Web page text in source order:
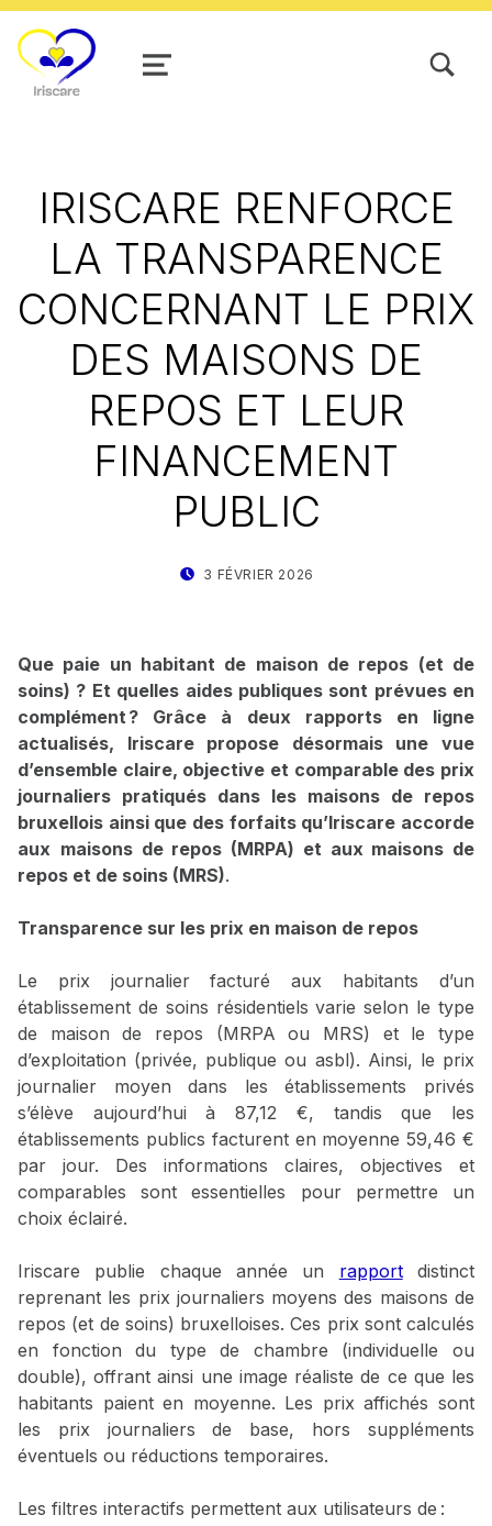
MENU
IRISCARE RENFORCE
LA TRANSPARENCE
CONCERNANT LE PRIX
DES MAISONS DE
REPOS ET LEUR
FINANCEMENT
PUBLIC
POSTED ON:
3 FÉVRIER 2026
Que paie un habitant de maison de repos (et de
soins) ? Et quelles aides publiques sont prévues en
complément ? Grâce à deux rapports en ligne
actualisés, Iriscare propose désormais une vue
d’ensemble claire, objective et comparable des prix
journaliers pratiqués dans les maisons de repos
bruxellois ainsi que des forfaits qu’Iriscare accorde
aux maisons de repos (MRPA) et aux maisons de
repos et de soins (MRS).
Transparence sur les prix en maison de repos
Le prix journalier facturé aux habitants d’un
établissement de soins résidentiels varie selon le type
de maison de repos (MRPA ou MRS) et le type
d’exploitation (privée, publique ou asbl). Ainsi, le prix
journalier moyen dans les établissements privés
s’élève aujourd’hui à 87,12 €, tandis que les
établissements publics facturent en moyenne 59,46 €
par jour. Des informations claires, objectives et
comparables sont essentielles pour permettre un
choix éclairé.
Iriscare publie chaque année un rapportdistinct
reprenant les prix journaliers moyens des maisons de
repos (et de soins) bruxelloises. Ces prix sont calculés
en fonction du type de chambre (individuelle ou
double), offrant ainsi une image réaliste de ce que les
habitants paient en moyenne. Les prix affichés sont
les prix journaliers de base, hors suppléments
éventuels ou réductions temporaires.
Les filtres interactifs permettent aux utilisateurs de :